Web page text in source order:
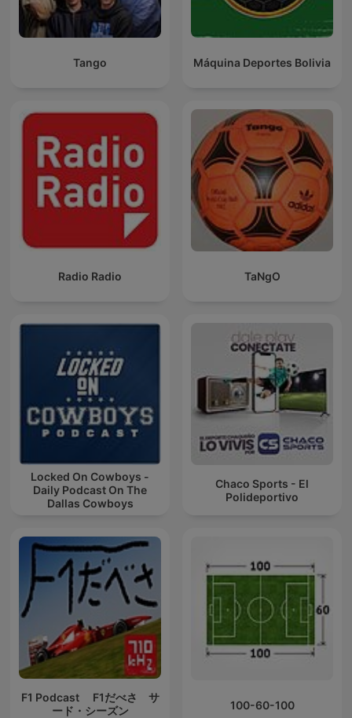
Tango Máquina Deportes Bolivia
Radio Radio TaNgO
Locked On Cowboys -
Daily Podcast On The
Dallas Cowboys
Chaco Sports - El
Polideportivo
F1 Podcast F1だべさ サ
ード・シーズン
100-60-100